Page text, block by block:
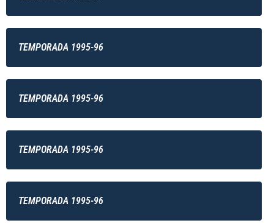
TEMPORADA 1995-96
TEMPORADA 1995-96
TEMPORADA 1995-96
TEMPORADA 1995-96